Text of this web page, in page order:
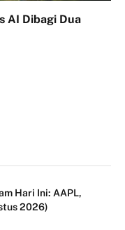
AI Dibagi Dua
Hari Ini: AAPL,
2026)